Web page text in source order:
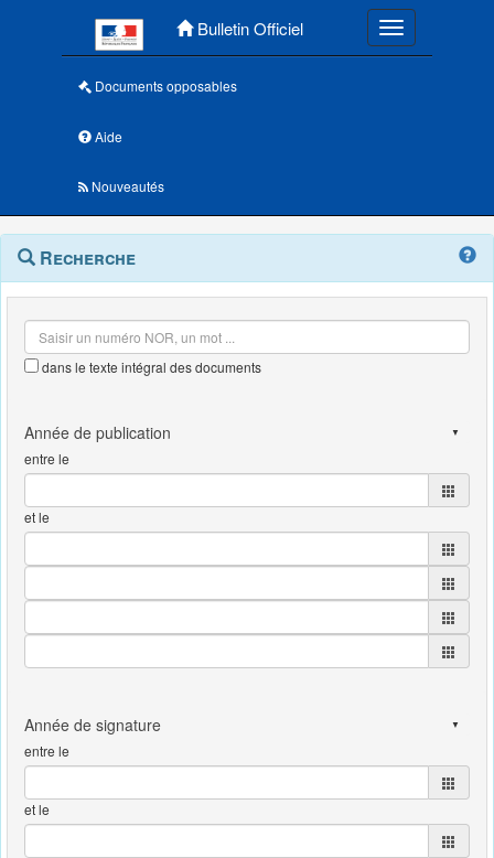
Bulletin Officiel Toggle
Documents opposables
Aide
Nouveautés
Navigation
outils
Menu
contextuel
Recherche
dans le texte intégral des documents
entre le
et le
entre le
et le